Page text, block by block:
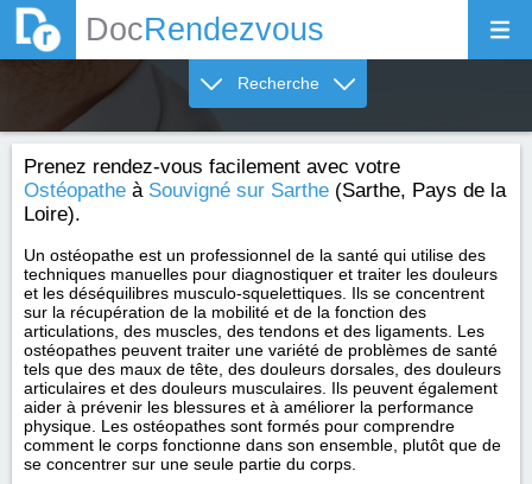
DocRendezvous
Recherche
Prenez rendez-vous facilement avec votre
Ostéopathe à Souvigné sur Sarthe (Sarthe, Pays de la
Loire).
Un ostéopathe est un professionnel de la santé qui utilise des
techniques manuelles pour diagnostiquer et traiter les douleurs
et les déséquilibres musculo-squelettiques. Ils se concentrent
sur la récupération de la mobilité et de la fonction des
articulations, des muscles, des tendons et des ligaments. Les
ostéopathes peuvent traiter une variété de problèmes de santé
tels que des maux de tête, des douleurs dorsales, des douleurs
articulaires et des douleurs musculaires. Ils peuvent également
aider à prévenir les blessures et à améliorer la performance
physique. Les ostéopathes sont formés pour comprendre
comment le corps fonctionne dans son ensemble, plutôt que de
se concentrer sur une seule partie du corps.